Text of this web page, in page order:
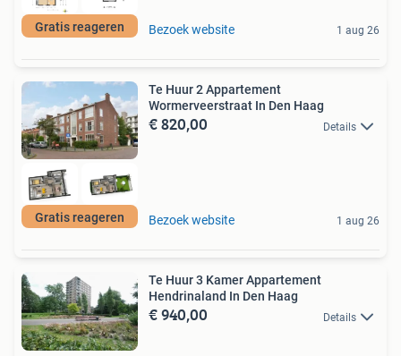
Gratis reageren Bezoek website 1 aug 26
Gratis reageren
Te Huur 2 Appartement
Wormerveerstraat In Den Haag
€ 820,00 Details
Bezoek website 1 aug 26
Te Huur 3 Kamer Appartement
Hendrinaland In Den Haag
€ 940,00 Details